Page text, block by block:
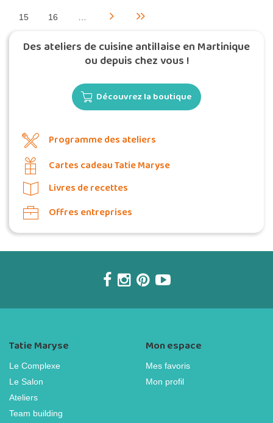
15 16
Des ateliers de cuisine antillaise en Martinique
ou depuis chez vous !
Découvrez la boutique
Programme des ateliers
Cartes cadeau Tatie Maryse
Livres de recettes
Offres entreprises
Tatie Maryse
Le Complexe
Le Salon
Ateliers
Team building
Mon espace
Mes favoris
Mon profil